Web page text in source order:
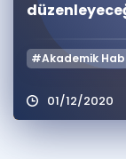
Ücretsiz
Puan
Hakkımızda
Soru & Cevap
#Akademik
01/12/2020